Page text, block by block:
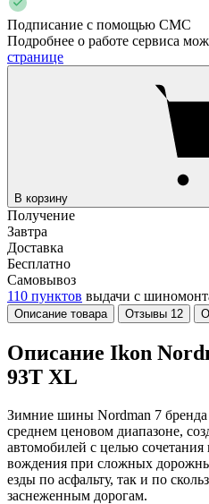
Подписание с помощью СМС
Подробнее о работе сервиса
странице
В корзину
Получение
Завтра
Доставка
Бесплатно
Самовывоз
110 пунктов выдачи с
Описание товара Отзывы 12
Описание Ikon
93T XL
Зимние шины Nordman 7 бренда
среднем ценовом диапазоне,
автомобилей с целью
вождения при сложных
езды по асфальту, так и по
заснеженным дорогам.